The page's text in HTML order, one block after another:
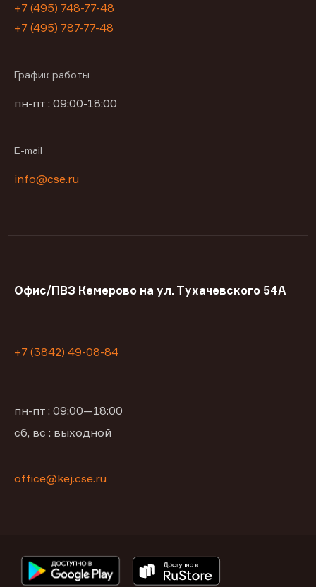
+7 (495) 748-77-48
+7 (495) 787-77-48
График работы
пн-пт : 09:00-18:00
E-mail
info@cse.ru
Офис/ПВЗ Кемерово на ул. Тухачевского 54А
+7 (3842) 49-08-84
пн-пт : 09:00—18:00
сб, вс : выходной
office@kej.cse.ru